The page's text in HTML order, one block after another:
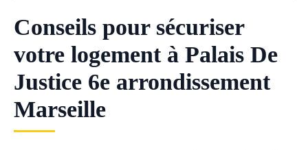
Conseils pour sécuriser
votre logement à Palais De
Justice 6e arrondissement
Marseille